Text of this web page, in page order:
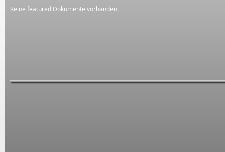
Keine featured Dokumente vorhanden.